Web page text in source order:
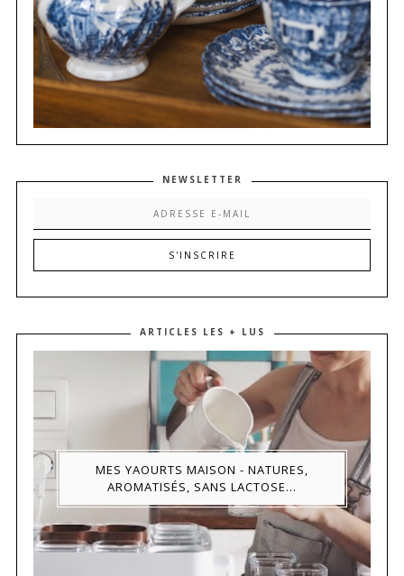
NEWSLETTER
ARTICLES LES + LUS
MES YAOURTS MAISON - NATURES,
AROMATISÉS, SANS LACTOSE...